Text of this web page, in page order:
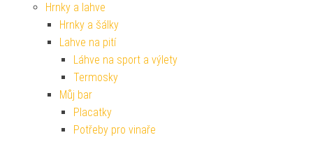
Hrnky a lahve
Hrnky a šálky
Lahve na pití
Láhve na sport a výlety
Termosky
Můj bar
Placatky
Potřeby pro vinaře